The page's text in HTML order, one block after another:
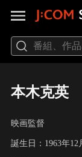
本木克英
映画監督
誕生日：1963年12